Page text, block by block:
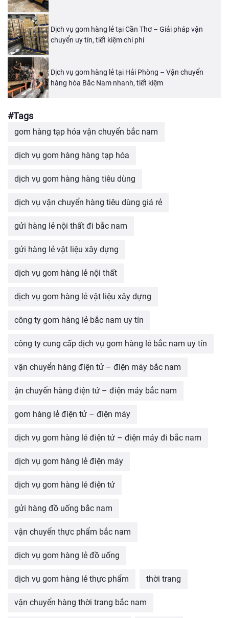
Dịch vụ gom hàng lẻ tại Cần Thơ – Giải pháp vận
chuyển uy tín, tiết kiệm chi phí
Dịch vụ gom hàng lẻ tại Hải Phòng – Vận chuyển
hàng hóa Bắc Nam nhanh, tiết kiệm
#Tags
gom hàng tạp hóa vận chuyển bắc nam
dịch vụ gom hàng hàng tạp hóa
dịch vụ gom hàng hàng tiêu dùng
dịch vụ vận chuyển hàng tiêu dùng giá rẻ
gửi hàng lẻ nội thất đi bắc nam
gửi hàng lẻ vật liệu xây dựng
dịch vụ gom hàng lẻ nội thất
dịch vụ gom hàng lẻ vật liệu xây dựng
công ty gom hàng lẻ bắc nam uy tín
công ty cung cấp dịch vụ gom hàng lẻ bắc nam uy tín
vận chuyển hàng điện tử – điện máy bắc nam
ận chuyển hàng điện tử – điện máy bắc nam
gom hàng lẻ điện tử – điện máy
dịch vụ gom hàng lẻ điện tử – điện máy đi bắc nam
dịch vụ gom hàng lẻ điện máy
dịch vụ gom hàng lẻ điện tử
gửi hàng đồ uống bắc nam
vận chuyển thực phẩm bắc nam
dịch vụ gom hàng lẻ đồ uống
dịch vụ gom hàng lẻ thực phẩm thời trang
vận chuyển hàng thời trang bắc nam